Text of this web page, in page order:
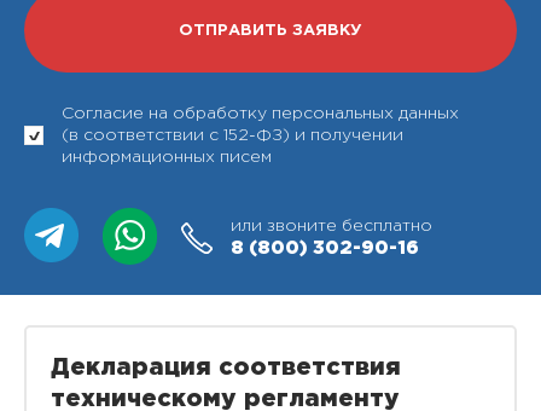
Согласие на обработку персональных данных
(в соответствии с 152-ФЗ) и получении
информационных писем
или звоните бесплатно
8 (800) 302-90-16
Декларация соответствия
техническому регламенту